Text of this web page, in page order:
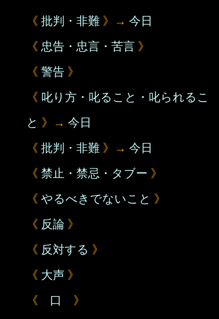
《 批判・非難 》→ 今日
《 忠告・忠言・苦言 》
《 警告 》
《 叱り方・叱ること・叱られるこ
と 》→ 今日
《 批判・非難 》→ 今日
《 禁止・禁忌・タブー 》
《 やるべきでないこと 》
《 反論 》
《 反対する 》
《 大声 》
《 口 》